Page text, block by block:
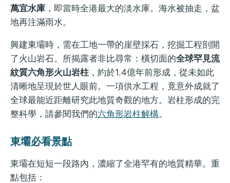
萬宜水庫 ，即當時全港最大的淡水庫。海水被抽走，盆
地再注滿雨水。
興建東壩時，需在工地一帶的崖壁採石，挖掘工程剖開
了火山岩石。所揭露者非比尋常：橫切面的全球罕見流
紋質六角形火山岩柱 ，約於1.4億年前形成，從未如此
清晰地呈現於世人眼前。一項供水工程，竟意外成就了
全球最能近距離研究此地質奇觀的地方。岩柱形成的完
整科學，請參閱我們的六角形岩柱解構。
東壩必看景點
東壩在短短一段路內，濃縮了全港罕有的地質精華。重
點包括：